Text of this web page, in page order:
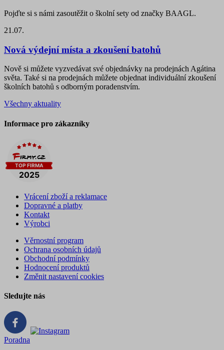
Pojďte si s námi zasoutěžit o školní sety od značky BAAGL.
21.07.
Nová výdejní místa a zkoušení batohů
Nově si můžete vyzvedávat své objednávky na prodejnách Agátina
světa. Také si na prodejnách můžete objednat individuální zkoušení
školních batohů s odborným poradenstvím.
Všechny aktuality
Informace pro zákazníky
Vrácení zboží a reklamace
Dopravné a platby
Kontakt
Výrobci
Věrnostní program
Ochrana osobních údajů
Obchodní podmínky
Hodnocení produktů
Změnit nastavení cookies
Sledujte nás
Poradna